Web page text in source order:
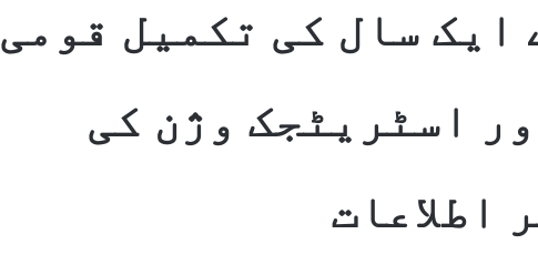
ایک سال کی تکمیل قومی
اسٹریٹجک وژن کی
اطلاعات